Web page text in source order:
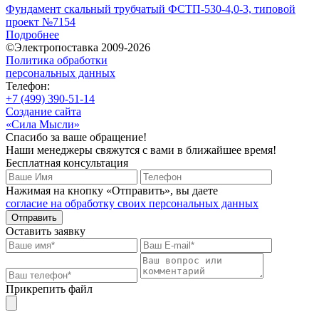
Фундамент скальный трубчатый ФСТП-530-4,0-3, типовой
проект №7154
Подробнее
©Электропоставка 2009-2026
Политика обработки
персональных данных
Телефон:
+7 (499) 390-51-14
Создание сайта
«Сила Мысли»
Спасибо за ваше обращение!
Наши менеджеры свяжутся с вами в ближайшее время!
Бесплатная консультация
Нажимая на кнопку «Отправить», вы даете
согласие на обработку своих персональных данных
Отправить
Оставить заявку
Прикрепить файл